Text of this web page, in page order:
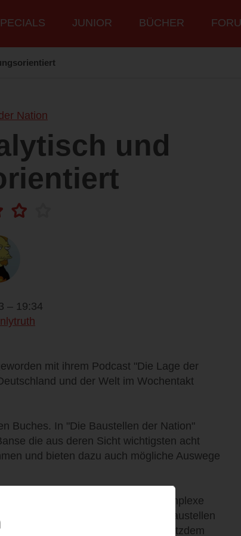
JUNIOR BÜCHER
Nation
und
– 19:34
mit ihrem Podcast "Die Lage der
und der Welt im Wochentakt
Buches. In "Die Baustellen der Nation"
die aus deren Sicht wichtigsten acht
und bieten dazu auch mögliche Auswege
ist, die eher trockene und komplexe
Man darf nicht erwarten mit "Die Baustellen
nicht wieder weglegen kann. Trotzdem